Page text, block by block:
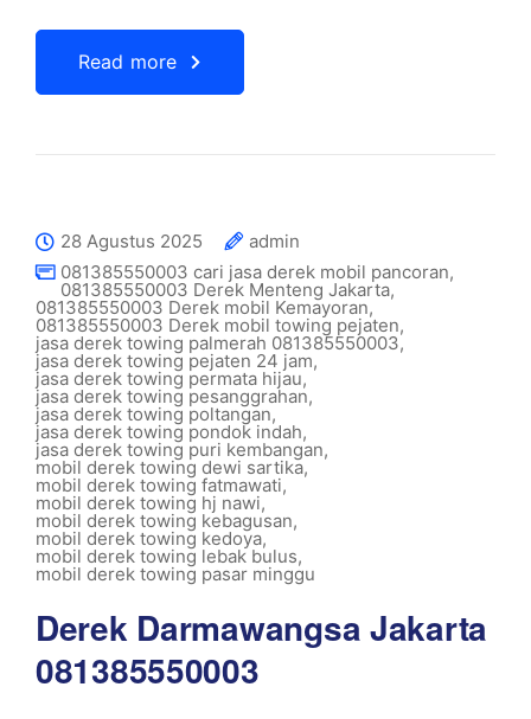
Read more
28 Agustus 2025
admin
081385550003 cari jasa derek mobil pancoran,
081385550003 Derek Menteng Jakarta,
081385550003 Derek mobil Kemayoran,
081385550003 Derek mobil towing pejaten,
jasa derek towing palmerah 081385550003,
jasa derek towing pejaten 24 jam,
jasa derek towing permata hijau,
jasa derek towing pesanggrahan,
jasa derek towing poltangan,
jasa derek towing pondok indah,
jasa derek towing puri kembangan,
mobil derek towing dewi sartika,
mobil derek towing fatmawati,
mobil derek towing hj nawi,
mobil derek towing kebagusan,
mobil derek towing kedoya,
mobil derek towing lebak bulus,
mobil derek towing pasar minggu
Derek Darmawangsa Jakarta
081385550003